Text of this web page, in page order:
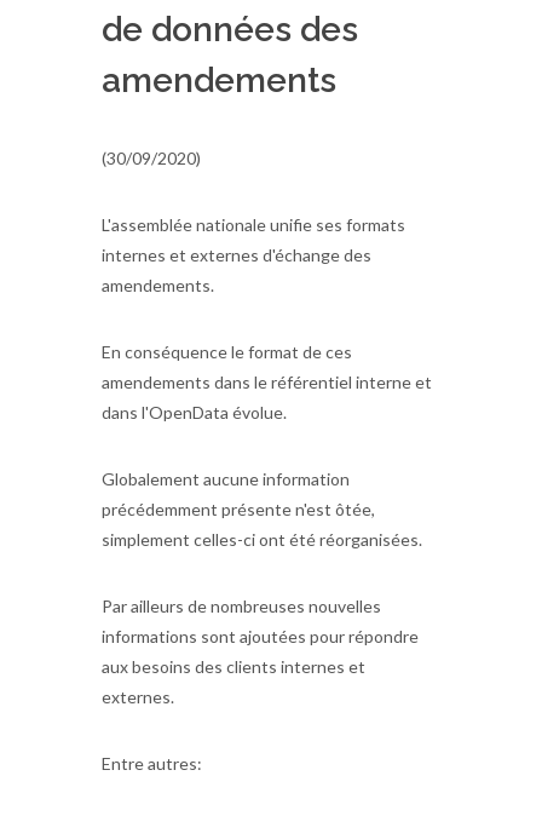
de données des
amendements
(30/09/2020)
L'assemblée nationale unifie ses formats
internes et externes d'échange des
amendements.
En conséquence le format de ces
amendements dans le référentiel interne et
dans l'OpenData évolue.
Globalement aucune information
précédemment présente n'est ôtée,
simplement celles-ci ont été réorganisées.
Par ailleurs de nombreuses nouvelles
informations sont ajoutées pour répondre
aux besoins des clients internes et
externes.
Entre autres: